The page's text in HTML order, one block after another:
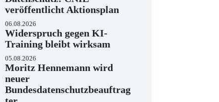
veröffentlicht Aktionsplan
06.08.2026
Widerspruch gegen KI-
Training bleibt wirksam
05.08.2026
Moritz Hennemann wird
neuer
Bundesdatenschutzbeauftrag